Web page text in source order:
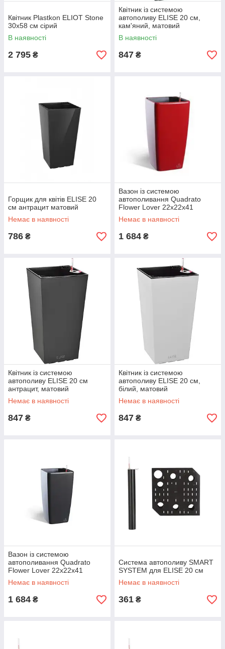
Квітник Plastkon ELIOT Stone
30x58 см сірий
В наявності
2 795 ₴
Квітник із системою
автополиву ELISE 20 см,
кам'яний, матовий
В наявності
847 ₴
Горщик для квітів ELISE 20
см антрацит матовий
Немає в наявності
786 ₴
Вазон із системою
автополивання Quadrato
Flower Lover 22x22x41
червоний глянсовий
Немає в наявності
1 684 ₴
Квітник із системою
автополиву ELISE 20 см
антрацит, матовий
Немає в наявності
847 ₴
Квітник із системою
автополиву ELISE 20 см,
білий, матовий
Немає в наявності
847 ₴
Вазон із системою
автополивання Quadrato
Flower Lover 22x22x41
чорний глянсовий
Немає в наявності
1 684 ₴
Система автополиву SMART
SYSTEM для ELISE 20 см
Немає в наявності
361 ₴